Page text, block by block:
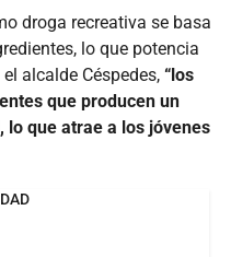
droga recreativa se basa
lo que potencia
alcalde Céspedes, “los
que producen un
que atrae a los jóvenes